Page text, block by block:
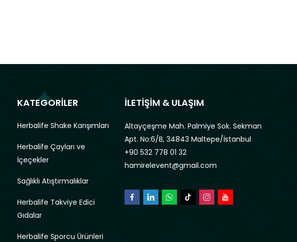
KATEGORİLER
Herbalife Shake Karışımları
Herbalife Çayları ve
İçeçekler
Sağlıklı Atıştırmalıklar
Herbalife Takviye Edici
Gıdalar
Herbalife Sporcu Ürünleri
İLETİŞİM & ULAŞIM
Altayçeşme Mah. Palmiye Sok. Sekman
Apt. No:6/B, 34843 Maltepe/İstanbul
+90 532 778 01 32
hamirelevent@gmail.com